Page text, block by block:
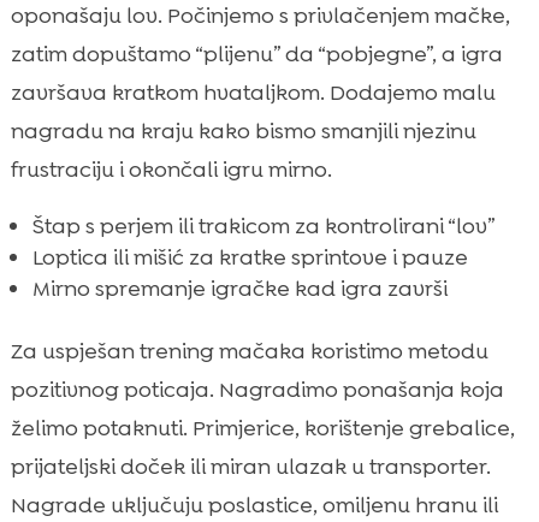
oponašaju lov. Počinjemo s privlačenjem mačke,
zatim dopuštamo “plijenu” da “pobjegne”, a igra
završava kratkom hvataljkom. Dodajemo malu
nagradu na kraju kako bismo smanjili njezinu
frustraciju i okončali igru mirno.
Štap s perjem ili trakicom za kontrolirani “lov”
Loptica ili mišić za kratke sprintove i pauze
Mirno spremanje igračke kad igra završi
Za uspješan trening mačaka koristimo metodu
pozitivnog poticaja. Nagradimo ponašanja koja
želimo potaknuti. Primjerice, korištenje grebalice,
prijateljski doček ili miran ulazak u transporter.
Nagrade uključuju poslastice, omiljenu hranu ili